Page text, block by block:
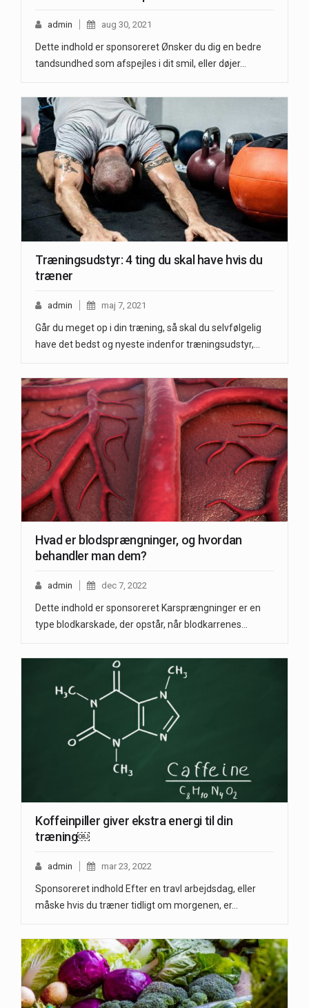
admin aug 30, 2021
Dette indhold er sponsoreret Ønsker du dig en bedre
tandsundhed som afspejles i dit smil, eller døjer…
Træningsudstyr: 4 ting du skal have hvis du
træner
admin maj 7, 2021
Går du meget op i din træning, så skal du selvfølgelig
have det bedst og nyeste indenfor træningsudstyr,…
Hvad er blodsprængninger, og hvordan
behandler man dem?
admin dec 7, 2022
Dette indhold er sponsoreret Karsprængninger er en
type blodkarskade, der opstår, når blodkarrenes…
Koffeinpiller giver ekstra energi til din
træning￼
admin mar 23, 2022
Sponsoreret indhold Efter en travl arbejdsdag, eller
måske hvis du træner tidligt om morgenen, er…